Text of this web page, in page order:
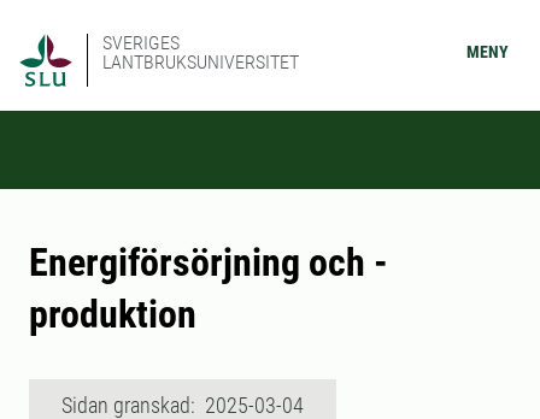
SVERIGES
LANTBRUKSUNIVERSITET
MENY
Energiförsörjning och -
produktion
Sidan granskad: 2025-03-04